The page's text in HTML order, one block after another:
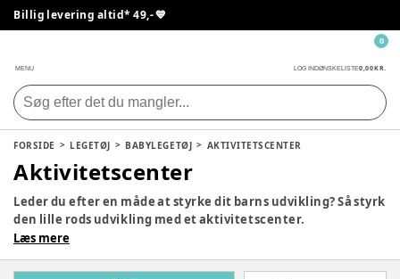
Billig levering altid* 49,- 💙
MENU LOG INDØNSKELISTE0,00 KR.
0
FORSIDE LEGETØJ BABYLEGETØJ AKTIVITETSCENTER
Aktivitetscenter
Leder du efter en måde at styrke dit barns udvikling? Så styrk
den lille rods udvikling med et aktivitetscenter.
Aktivitetscentre styrker barnets sanser og motorik.
gulvet mellem dig og dit barn. Pixizoo tilbyder en række
Læs mere